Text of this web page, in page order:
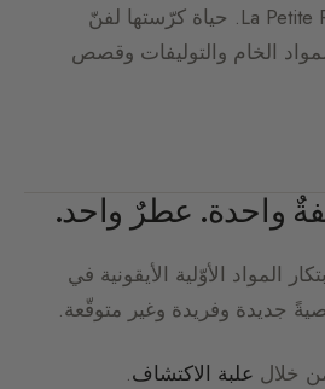
Cuir Beluga وLa Petite Robe Noire. حياة كرّستها لفنّ
الخام والتوليفات وقصص
واحدة. عطرٌ واحد.
المواد الأوّلية الأيقونية في
جديدة وفريدة وغير متوقّعة.
خلال علبة الاكتشاف.